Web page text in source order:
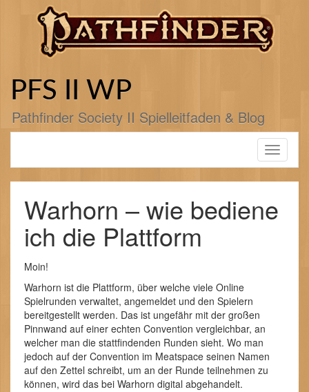
PFS II WP
Pathfinder Society II Spielleitfaden & Blog
Toggle
Warhorn – wie bediene
ich die Plattform
Moin!
Warhorn ist die Plattform, über welche viele Online
Spielrunden verwaltet, angemeldet und den Spielern
bereitgestellt werden. Das ist ungefähr mit der großen
Pinnwand auf einer echten Convention vergleichbar, an
welcher man die stattfindenden Runden sieht. Wo man
jedoch auf der Convention im Meatspace seinen Namen
auf den Zettel schreibt, um an der Runde teilnehmen zu
können, wird das bei Warhorn digital abgehandelt.